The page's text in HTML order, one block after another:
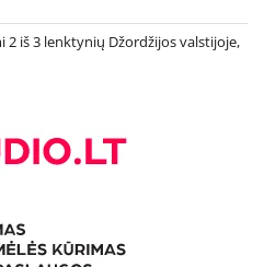
iš 3 lenktynių Džordžijos valstijoje,